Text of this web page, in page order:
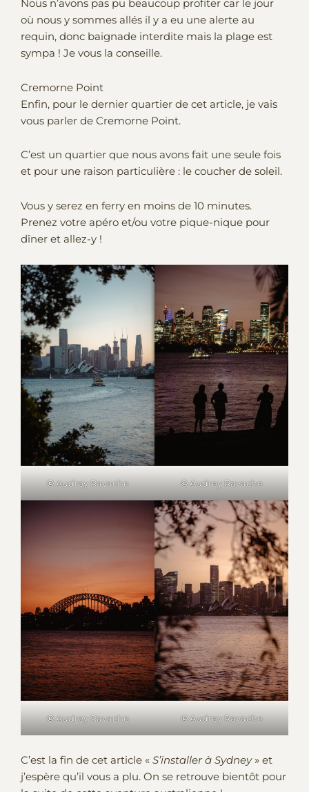
Nous n’avons pas pu beaucoup profiter car le jour
où nous y sommes allés il y a eu une alerte au
requin, donc baignade interdite mais la plage est
sympa ! Je vous la conseille.
Cremorne Point
Enfin, pour le dernier quartier de cet article, je vais
vous parler de Cremorne Point.
C’est un quartier que nous avons fait une seule fois
et pour une raison particulière : le coucher de soleil.
Vous y serez en ferry en moins de 10 minutes.
Prenez votre apéro et/ou votre pique-nique pour
dîner et allez-y !
©Audrey Ravache ©Audrey Ravache
©Audrey Ravache ©Audrey Ravache
C’est la fin de cet article « S’installer à Sydney» et
j’espère qu’il vous a plu. On se retrouve bientôt pour